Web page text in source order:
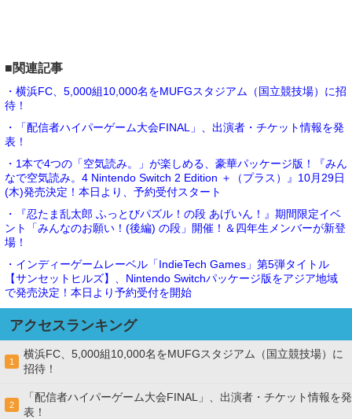
■関連記事
・横浜FC、5,000組10,000名をMUFGスタジアム（国立競技場）に招
待！
・「配信者ハイパーゲーム大会FINAL」、出演者・チケット情報を発
表！
・1本で4つの「空気読み。」が楽しめる、豪華パッケージ版！『みん
なで空気読み。4 Nintendo Switch 2 Edition ＋（プラス）』10月29日
(木)発売決定！本日より、予約受付スタート
・『忍たま乱太郎 ふっとびパズル！の段 あげいん！』期間限定イベ
ント「みんなのお願い！(後編) の段」開催！＆四年生メンバーが新登
場！
・インディーゲームレーベル「IndieTech Games」第5弾タイトル
【サンセットヒルズ】、Nintendo Switchパッケージ版をアジア地域
で発売決定！本日より予約受付を開始
アクセスランキング
1
横浜FC、5,000組10,000名をMUFGスタジアム（国立競技場）に
招待！
2
「配信者ハイパーゲーム大会FINAL」、出演者・チケット情報を発
表！